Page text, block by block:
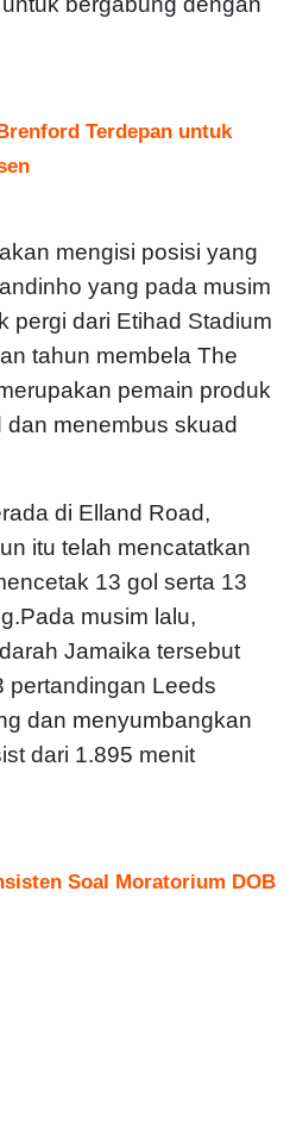
Terdepan untuk
mengisi posisi yang
yang pada musim
pergi dari Etihad Stadium
tahun membela The
pemain produk
menembus skuad
di Elland Road,
itu telah mencatatkan
13 gol serta 13
musim lalu,
Jamaika tersebut
pertandingan Leeds
dan menyumbangkan
dari 1.895 menit
Soal Moratorium DOB